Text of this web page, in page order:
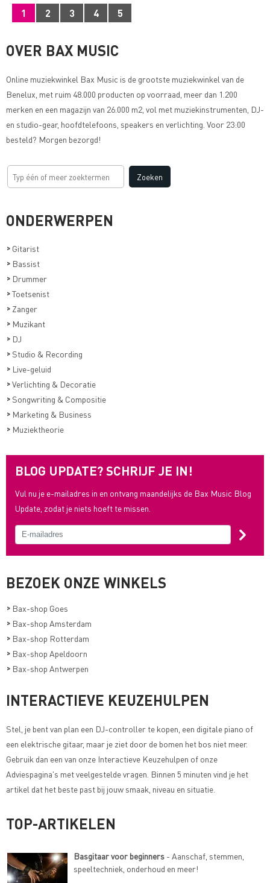
1 2 3 4 5
OVER BAX MUSIC
Online muziekwinkel Bax Music is de grootste muziekwinkel van de
Benelux, met ruim 48.000 producten op voorraad, meer dan 1.200
merken en een magazijn van 26.000 m2, vol met muziekinstrumenten, DJ-
en studio-gear, hoofdtelefoons, speakers en verlichting. Voor 23:00
besteld? Morgen bezorgd!
ONDERWERPEN
> Gitarist
> Bassist
> Drummer
>Toetsenist
> Zanger
> Muzikant
> DJ
> Studio & Recording
> Live-geluid
>Verlichting & Decoratie
> Songwriting & Compositie
> Marketing & Business
> Muziektheorie
BLOG UPDATE? SCHRIJF JE IN!
Vul nu je e-mailadres in en ontvang maandelijks de Bax Music Blog
Update, zodat je niets hoeft te missen.
BEZOEK ONZE WINKELS
> Bax-shop Goes
> Bax-shop Amsterdam
> Bax-shop Rotterdam
> Bax-shop Apeldoorn
> Bax-shop Antwerpen
INTERACTIEVE KEUZEHULPEN
Stel, je bent van plan een DJ-controller te kopen, een digitale piano of
een elektrische gitaar, maar je ziet door de bomen het bos niet meer.
Gebruik dan een van onze Interactieve Keuzehulpen of onze
Adviespagina's met veelgestelde vragen . Binnen 5 minuten vind je het
artikel dat het beste past bij jouw smaak, niveau en situatie.
TOP-ARTIKELEN
Basgitaar voor beginners - Aanschaf, stemmen,
speeltechniek, onderhoud en meer!